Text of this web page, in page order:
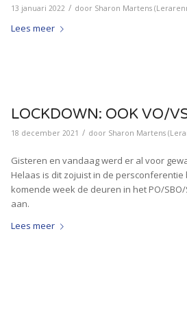
13 januari 2022 / door Sharon Martens
Lees meer
LOCKDOWN: OOK VO/
18 december 2021 / door Sharon Martens
Gisteren en vandaag werd er al voor
Helaas is dit zojuist in de
komende week de deuren in het PO/
aan.
Lees meer